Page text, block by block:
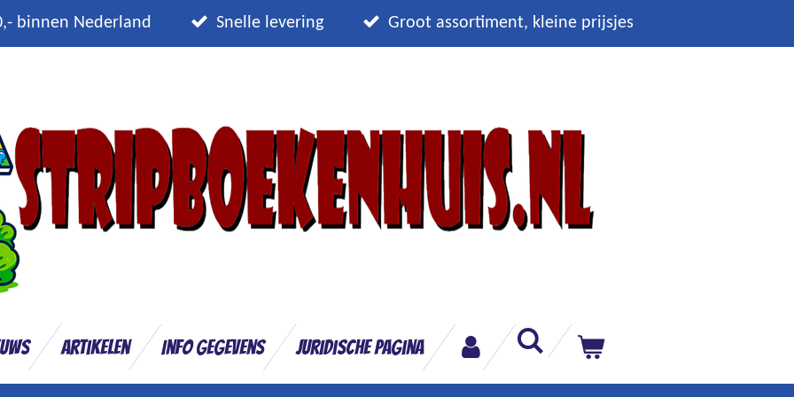
binnen Nederland Snelle levering Groot assortiment, kleine prijsjes
Artikelen Info gegevens Juridische pagina